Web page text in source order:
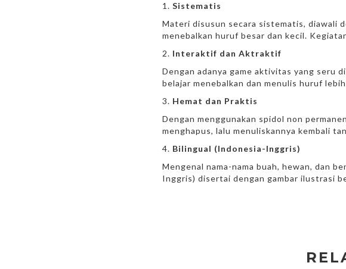
Sistematis
Materi disusun secara sistematis, diawali
menebalkan huruf besar dan kecil.
Interaktif dan Aktraktif
Dengan adanya game aktivitas yang seru
belajar menebalkan dan menulis huruf
Hemat dan Praktis
Dengan menggunakan spidol non
menghapus, lalu menuliskannya kembali
Bilingual (Indonesia-Inggris)
Mengenal nama-nama buah, hewan, dan
Inggris) disertai dengan gambar ilustrasi